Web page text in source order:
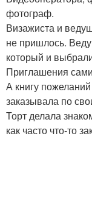
фотограф.
Визажиста и
не пришлось.
который и
Приглашения
А книгу
заказывала по
Торт делала
как часто что-то